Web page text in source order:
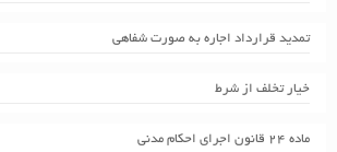
تمدید قرارداد اجاره به صورت شفاهی
خیار تخلف از شرط
ماده ۲۴ قانون اجرای احکام مدنی